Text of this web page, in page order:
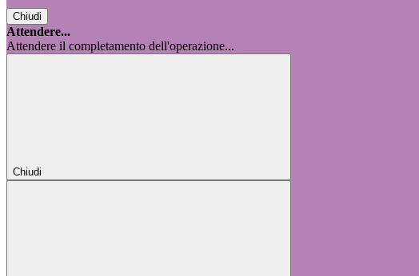
Chiudi
Attendere...
Attendere il completamento dell'operazione...
Chiudi